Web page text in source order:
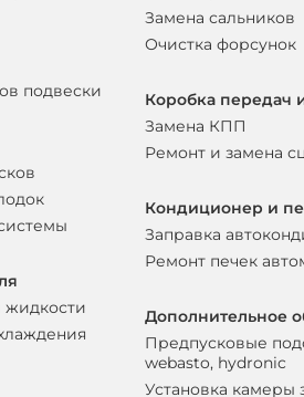
подвески
Замена сальников
Очистка форсунок
Коробка передач
Замена КПП
Ремонт и замена
Кондиционер и
Заправка
Ремонт печек
Дополнительное
Предпусковые
webasto, hydronic
Установка камеры